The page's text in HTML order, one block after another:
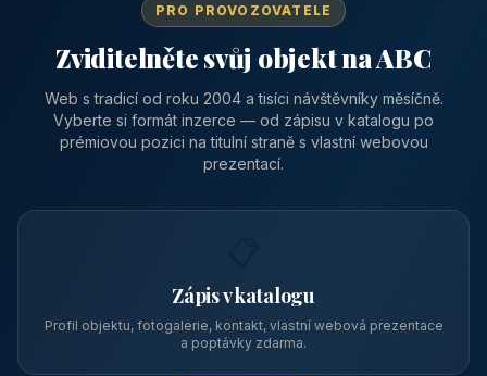
PRO PROVOZOVATELE
Zviditelněte svůj objekt na ABC
Web s tradicí od roku 2004 a tisíci návštěvníky měsíčně.
Vyberte si formát inzerce — od zápisu v katalogu po
prémiovou pozici na titulní straně s vlastní webovou
prezentací.
Zápis v katalogu
Profil objektu, fotogalerie, kontakt, vlastní webová prezentace
a poptávky zdarma.